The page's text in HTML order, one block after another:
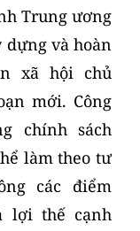
Trung ương
và hoàn
xã hội chủ
mới. Công
chính sách
làm theo tư
các điểm
lợi thế cạnh